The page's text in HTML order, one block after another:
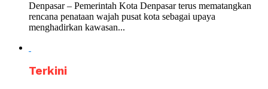
Denpasar – Pemerintah Kota Denpasar terus mematangkan
rencana penataan wajah pusat kota sebagai upaya
menghadirkan kawasan...
Terkini